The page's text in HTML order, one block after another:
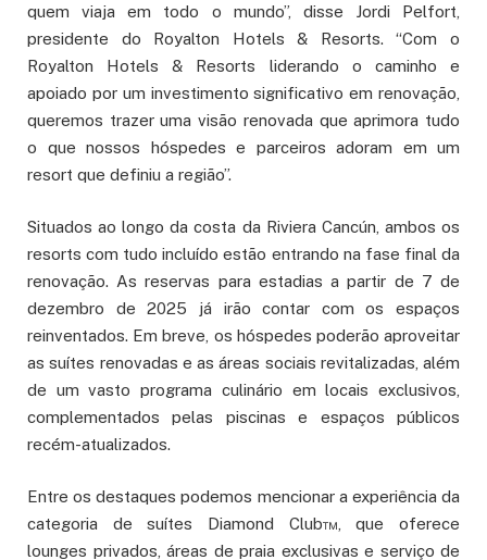
quem viaja em todo o mundo”, disse Jordi Pelfort,
presidente do Royalton Hotels & Resorts. “Com o
Royalton Hotels & Resorts liderando o caminho e
apoiado por um investimento significativo em renovação,
queremos trazer uma visão renovada que aprimora tudo
o que nossos hóspedes e parceiros adoram em um
resort que definiu a região”.
Situados ao longo da costa da Riviera Cancún, ambos os
resorts com tudo incluído estão entrando na fase final da
renovação. As reservas para estadias a partir de 7 de
dezembro de 2025 já irão contar com os espaços
reinventados. Em breve, os hóspedes poderão aproveitar
as suítes renovadas e as áreas sociais revitalizadas, além
de um vasto programa culinário em locais exclusivos,
complementados pelas piscinas e espaços públicos
recém-atualizados.
Entre os destaques podemos mencionar a experiência da
categoria de suítes Diamond Club™, que oferece
lounges privados, áreas de praia exclusivas e serviço de